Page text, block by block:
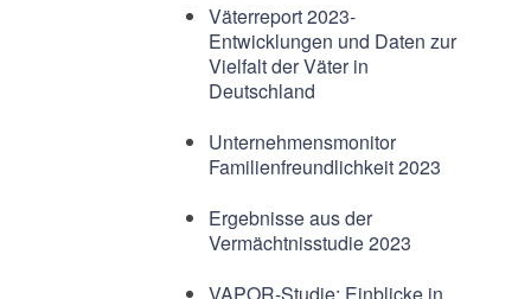
Väterreport 2023-
Entwicklungen und Daten zur
Vielfalt der Väter in
Deutschland
Unternehmensmonitor
Familienfreundlichkeit 2023
Ergebnisse aus der
Vermächtnisstudie 2023
VAPOR-Studie: Einblicke in